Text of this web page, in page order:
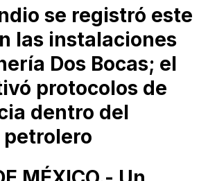
se registró este
las instalaciones
Dos Bocas; el
protocolos de
dentro del